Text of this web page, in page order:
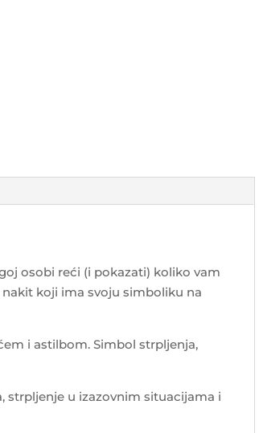
osobi reći (i pokazati) koliko vam
nakit koji ima svoju simboliku na
i astilbom. Simbol strpljenja,
strpljenje u izazovnim situacijama i